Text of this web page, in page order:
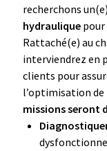
recherchons un(e)
hydrauliquepour
Rattaché(e) au
interviendrez en
clients pour
l’optimisation
missions seront